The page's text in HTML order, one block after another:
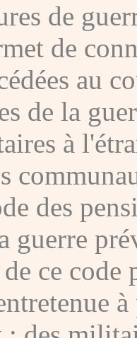
de
de
au
de la
à
des
guerre
ce code